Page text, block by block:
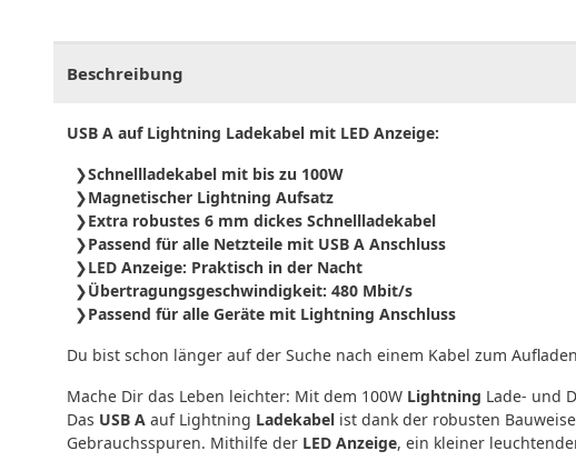
Beschreibung
USB A auf Lightning Ladekabel mit LED Anzeige:
Schnellladekabel mit bis zu 100W
Magnetischer Lightning Aufsatz
Extra robustes 6 mm dickes Schnellladekabel
Passend für alle Netzteile mit USB A Anschluss
LED Anzeige: Praktisch in der Nacht
Übertragungsgeschwindigkeit: 480 Mbit/s
Passend für alle Geräte mit Lightning Anschluss
Du bist schon länger auf der Suche nach einem Kabel zum
Mache Dir das Leben leichter: Mit dem 100W Lightning Lade- und
Das USB A auf Lightning Ladekabel ist dank der robusten
Gebrauchsspuren. Mithilfe der LED Anzeige, ein kleiner